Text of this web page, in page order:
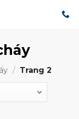
/ Trang 2